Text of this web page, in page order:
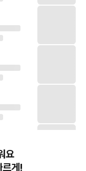
요
게!